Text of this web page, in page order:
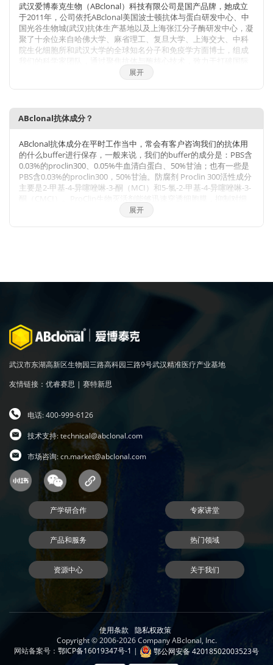
武汉爱博泰克生物（ABclonal）科技有限公司是国产品牌，她成立
于2011年，公司依托ABclonal美国波士顿抗体与蛋白研发中心、中
国光谷生物城(武汉)抗体生产基地以及上海张江分子酶研发中心，凝
聚了十余位来自哈佛大学、麻省理工、复旦大学、上海交大、中科
院生化细胞所和武汉大学的全球知名分子和免疫学方面博士，组成
技术的垄断，将公司打造成为科研工具和诊断原料的国内领导品
牌，乃至弯道超越国际巨头。 我们拥有包括兔多克隆抗体、小鼠单
了严格的检测。当然，我们部分直销地区也可以帮客户代购进口品
牌的产品。同时也有抗体定制服务。ABclonal抗体优势：1，严自
检，保质量；2产品多，指标全；3，价格低，货期短。注：
ABclonal抗体价格体系详情见附件
展开
ABclonal抗体成分？
ABclonal抗体成分在平时工作当中，常会有客户咨询我们的抗体用
的什么buffer进行保存，一般来说，我们的buffer的成分是：PBS含
0.03%的proclin300、0.05%牛血清白蛋白、50%甘油；也有一些是
PBS含0.03%的proclin300，50%甘油。防腐剂 Proclin 300活性成分
主要是2-甲基-4-异噻唑啉-3-酮（MCI）和5-氯-2-甲基-4-异噻唑啉-3-
胞呼吸至关重要的特定酶，因此一接触微生物有机体就会立即抑制
细胞活性。ProClin的多个特定毒性位点可以防止微生物产生高水平
展开
武汉市东湖高新区生物园三路高科园三路9号武汉精准医疗产业基地
友情链接： 优睿赛思 | 赛特新思
电话: 400-999-6126
技术支持:technical@abclonal.com
市场咨询:cn.market@abclonal.com
产学研合作 专家讲堂
产品和服务 热门领域
资源中心 关于我们
使用条款
隐私权政策
Copyright © 2006-2026 Company ABclonal, Inc.
网站备案号： 鄂ICP备16019347号-1 | 鄂公网安备 42018502003523号